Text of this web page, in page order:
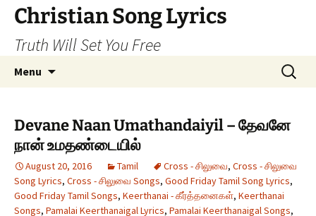
Skip
content
Christian Song Lyrics
Truth Will Set You Free
Menu
Search
for:
Devane Naan Umathandaiyil – தேவனே
நான் உமதண்டையில்
August 20, 2016 Tamil Cross - சிலுவை, Cross - சிலுவை
Song Lyrics, Cross - சிலுவை Songs, Good Friday Tamil Song Lyrics,
Good Friday Tamil Songs, Keerthanai - கீர்த்தனைகள், Keerthanai
Songs, Pamalai Keerthanaigal Lyrics, Pamalai Keerthanaigal Songs,